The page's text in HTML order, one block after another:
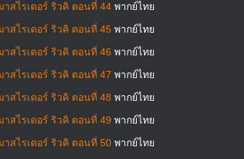
าสไรเดอร์ ริวคิ ตอนที่ 44 พากย์ไทย
าสไรเดอร์ ริวคิ ตอนที่ 45 พากย์ไทย
าสไรเดอร์ ริวคิ ตอนที่ 46 พากย์ไทย
าสไรเดอร์ ริวคิ ตอนที่ 47 พากย์ไทย
าสไรเดอร์ ริวคิ ตอนที่ 48 พากย์ไทย
าสไรเดอร์ ริวคิ ตอนที่ 49 พากย์ไทย
าสไรเดอร์ ริวคิ ตอนที่ 50 พากย์ไทย